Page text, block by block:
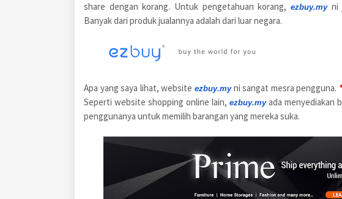
share dengan korang. Untuk pengetahuan korang, ezbuy.myni
Banyak dari produk jualannya adalah dari luar negara.
Apa yang saya lihat, website ezbuy.myni sangat mesra pengguna.
Seperti website shopping online lain,ezbuy.myada menyediakan
penggunanya untuk memilih barangan yang mereka suka.